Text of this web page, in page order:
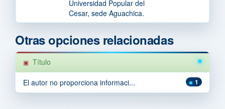
Universidad Popular del
Cesar, sede Aguachica.
Otras opciones relacionadas
Título
1
El autor no proporciona informaci...